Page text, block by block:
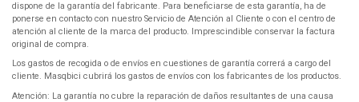
dispone de la garantía del fabricante. Para beneficiarse de esta garantía, ha de
ponerse en contacto con nuestro Servicio de Atención al Cliente o con el centro de
atención al cliente de la marca del producto. Imprescindible conservar la factura
original de compra.
Los gastos de recogida o de envíos en cuestiones de garantía correrá a cargo del
cliente. Masqbici cubrirá los gastos de envíos con los fabricantes de los productos.
Atención: La garantía no cubre la reparación de daños resultantes de una causa